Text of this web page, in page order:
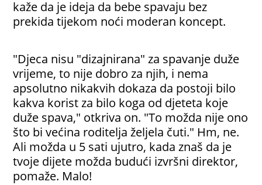
kaže da je ideja da bebe spavaju bez
prekida tijekom noći moderan koncept.
"Djeca nisu "dizajnirana" za spavanje duže
vrijeme, to nije dobro za njih, i nema
apsolutno nikakvih dokaza da postoji bilo
kakva korist za bilo koga od djeteta koje
duže spava," otkriva on. "To možda nije ono
što bi većina roditelja željela čuti." Hm, ne.
Ali možda u 5 sati ujutro, kada znaš da je
tvoje dijete možda budući izvršni direktor,
pomaže. Malo!